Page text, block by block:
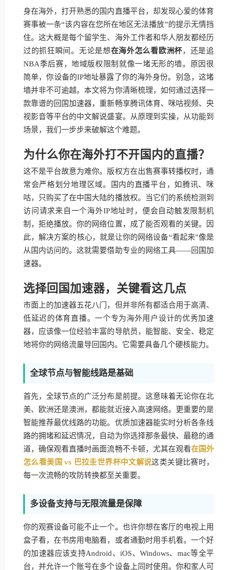
身在海外，打开熟悉的国内直播平台，却发现心爱的体育
赛事被一条“该内容在您所在地区无法播放”的提示无情挡
住。这大概是每个留学生、海外工作者和华人朋友都经历
过的抓狂瞬间。无论是想在海外怎么看欧洲杯，还是追
NBA季后赛，地域版权限制就像一堵无形的墙。原因很
简单，你设备的IP地址暴露了你的海外身份。别急，这堵
墙并非不可逾越。本文将为你清晰梳理，如何通过选择一
款靠谱的回国加速器，重新畅享腾讯体育、咪咕视频、央
视影音等平台的中文解说盛宴。从原理到实操，从功能到
场景，我们一步步来破解这个难题。
为什么你在海外打不开国内的直播？
这不是平台故意为难你。版权方在出售赛事转播权时，通
常会严格划分地理区域。国内的直播平台，如腾讯、咪
咕，只购买了在中国大陆的播放权。当它们的系统检测到
访问请求来自一个海外IP地址时，便会自动触发限制机
制，拒绝播放。你的网络位置，成了能否观看的关键。因
此，解决方案的核心，就是让你的网络设备“看起来”像是
从国内访问的。这就需要借助专业的网络工具——回国加
速器。
选择回国加速器，关键看这几点
市面上的加速器五花八门，但并非所有都适合用于高清、
低延迟的体育直播。一个专为海外用户设计的优秀加速
器，应该像一位经验丰富的导航员，能智能、安全、稳定
地将你的网络流量导回国内。它需要具备几个硬核能力。
全球节点与智能线路是基础
首先，全球节点的广泛分布是前提。这意味着无论你在北
美、欧洲还是澳洲，都能就近接入高速网络。更重要的是
智能推荐最优线路的功能。优质加速器能实时分析各条线
路的拥堵和延迟情况，自动为你选择那条最快、最稳的通
道，确保观看直播时画面流畅不卡顿，尤其在观看在国外
怎么看美国 vs 巴拉圭世界杯中文解说这类关键比赛时，
每一次流畅的攻防转换都至关重要。
多设备支持与无限流量是保障
你的观赛设备可能不止一个。也许你想在客厅的电视上用
盒子看，在书房用电脑看，或者通勤时用手机看。一个好
的加速器应该支持Android、iOS、Windows、mac等全平
台，并允许一个账号在多个设备上同时使用。你和家人可